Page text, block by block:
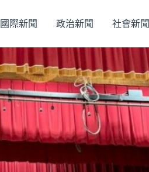
國際新聞 政治新聞 社會新聞